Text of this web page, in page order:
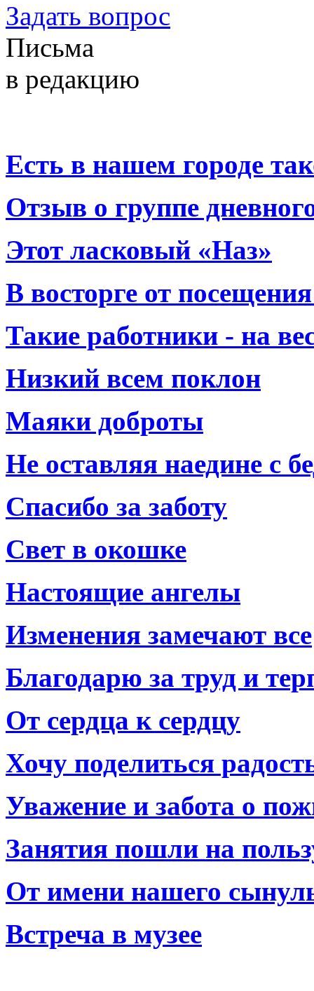
Задать вопрос
Письма
в редакцию
Есть в нашем городе
Отзыв о группе
Этот ласковый «Наз»
В восторге от
Такие работники - на
Низкий всем поклон
Маяки доброты
Не оставляя наедине с
Спасибо за заботу
Свет в окошке
Настоящие ангелы
Изменения замечают все
Благодарю за труд и
От сердца к сердцу
Хочу поделиться
Уважение и забота о
Занятия пошли на
От имени нашего
Встреча в музее